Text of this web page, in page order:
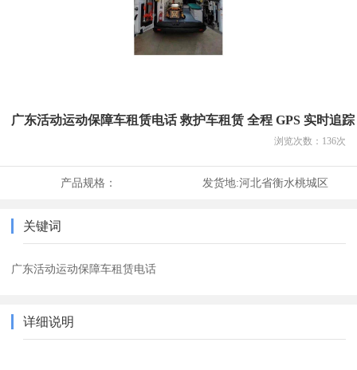
广东活动运动保障车租赁电话 救护车租赁 全程 GPS 实时追踪
浏览次数： 136次
产品规格： 发货地:河北省衡水桃城区
关键词
广东活动运动保障车租赁电话
详细说明